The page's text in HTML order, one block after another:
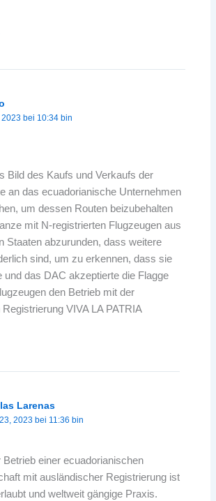
2023 bei 10:34 bin
Bild des Kaufs und Verkaufs der
an das ecuadorianische Unternehmen
um dessen Routen beizubehalten
mit N-registrierten Flugzeugen aus
Staaten abzurunden, dass weitere
sind, um zu erkennen, dass sie
und das DAC akzeptierte die Flagge
den Betrieb mit der
VIVA LA PATRIA
Larenas
2023 bei 11:36 bin
Betrieb einer ecuadorianischen
mit ausländischer Registrierung ist
und weltweit gängige Praxis.